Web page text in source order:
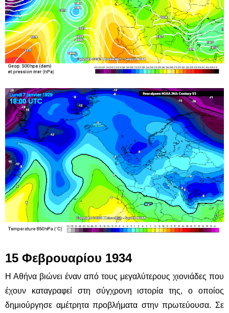
15 Φεβρουαρίου 1934
Η Αθήνα βιώνει έναν από τους μεγαλύτερους χιονιάδες που
έχουν καταγραφεί στη σύγχρονη ιστορία της, ο οποίος
δημιούργησε αμέτρητα προβλήματα στην πρωτεύουσα. Σε